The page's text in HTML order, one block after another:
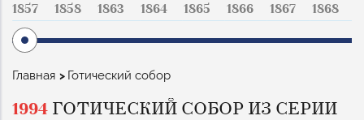
1857 1858 1863 1864 1865 1866 1867 1868
Строка
Главная Готический собор
1994 ГОТИЧЕСКИЙ СОБОР ИЗ СЕРИИ